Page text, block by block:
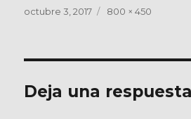
Publicado
octubre 3, 2017
Tamaño
800 × 450
Deja una respuesta